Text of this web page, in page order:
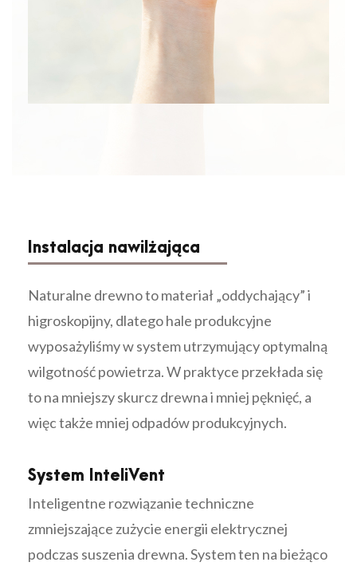
Instalacja nawilżająca
Naturalne drewno to materiał „oddychający” i
higroskopijny, dlatego hale produkcyjne
wyposażyliśmy w system utrzymujący optymalną
wilgotność powietrza. W praktyce przekłada się
to na mniejszy skurcz drewna i mniej pęknięć, a
więc także mniej odpadów produkcyjnych.
System InteliVent
Inteligentne rozwiązanie techniczne
zmniejszające zużycie energii elektrycznej
podczas suszenia drewna. System ten na bieżąco